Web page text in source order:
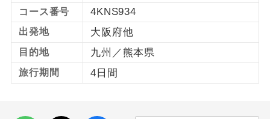
コース番号 4KNS934
出発地 大阪府他
目的地 九州／熊本県
旅行期間 4日間
女性限定
女性限定でご参加いただけるコースで
す。
年齢制限あり
ご参加にあたり年齢に制限があるコース
です。
航空会社指定